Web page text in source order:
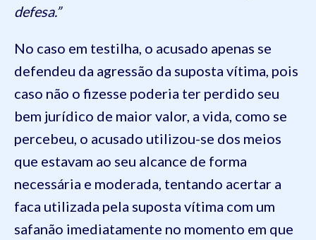
defesa.”
No caso em testilha, o acusado apenas se
defendeu da agressão da suposta vítima, pois
caso não o fizesse poderia ter perdido seu
bem jurídico de maior valor, a vida, como se
percebeu, o acusado utilizou-se dos meios
que estavam ao seu alcance de forma
necessária e moderada, tentando acertar a
faca utilizada pela suposta vítima com um
safanão imediatamente no momento em que